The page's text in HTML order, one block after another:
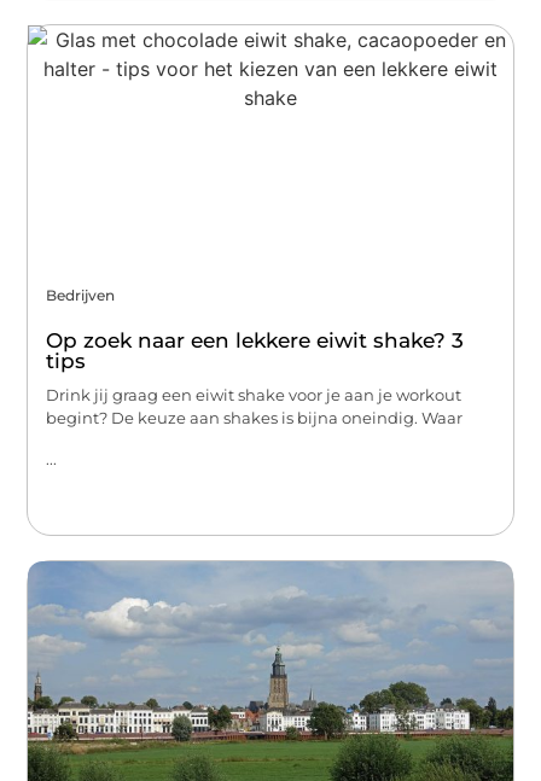
Bedrijven
Op zoek naar een lekkere eiwit shake? 3
tips
Drink jij graag een eiwit shake voor je aan je workout
begint? De keuze aan shakes is bijna oneindig. Waar
...